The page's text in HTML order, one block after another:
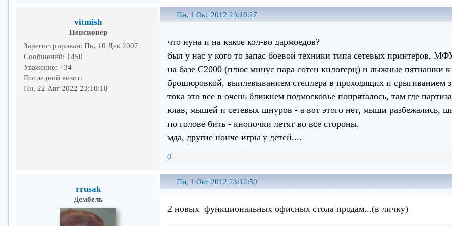
Пн, 1 Окт 2012 23:10:27
vitmish
Пенсионер
Зарегистрирован: Пн, 10 Дек 2007
Сообщений: 1450
Уважение: +34
Последний визит:
Пн, 22 Авг 2022 23:10:18
что нуна и на какое кол-во дармоедов?
был у нас у кого то запас боевой техники типа сетевых принтеров,
на базе С2000 (плюс минус пара сотен килогерц) и лыжные пятнашки
брошюровкой, выплевыванием степлера в проходящих и срыгиванием
тока это все в очень ближнем подмосковье попряталось, там где
клав, мышей и сетевых шнуров - а вот этого нет, мыши разбежались,
по голове бить - кнопочки летят во все стороны.
мда, другие нонче игры у детей....
0
Пн, 1 Окт 2012 23:12:50
rrusak
Дембель
2 новых функциональных офисных стола продам...(в личку)